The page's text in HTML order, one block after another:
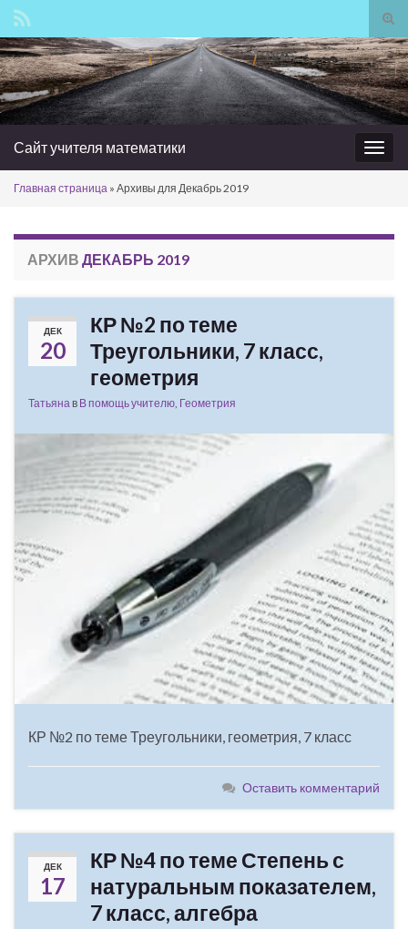
Вкл/
Search for:
Вкл/
выкл
Сайт учителя математики
Главная страница » Архивы для Декабрь 2019
АРХИВ ДЕКАБРЬ 2019
ДЕК
20
КР №2 по теме
Треугольники, 7 класс,
геометрия
Татьяна в В помощь учителю Геометрия
КР №2 по теме Треугольники, геометрия, 7 класс
Оставить комментарий
ДЕК
17
КР №4 по теме Степень с
натуральным показателем,
7 класс, алгебра